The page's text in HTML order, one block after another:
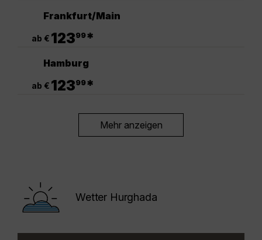
Frankfurt/Main
ab € 12399*
Hamburg
ab € 12399*
Mehr anzeigen
Wetter Hurghada